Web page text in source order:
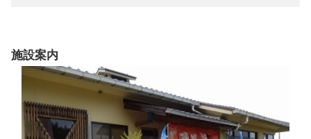
施設案内